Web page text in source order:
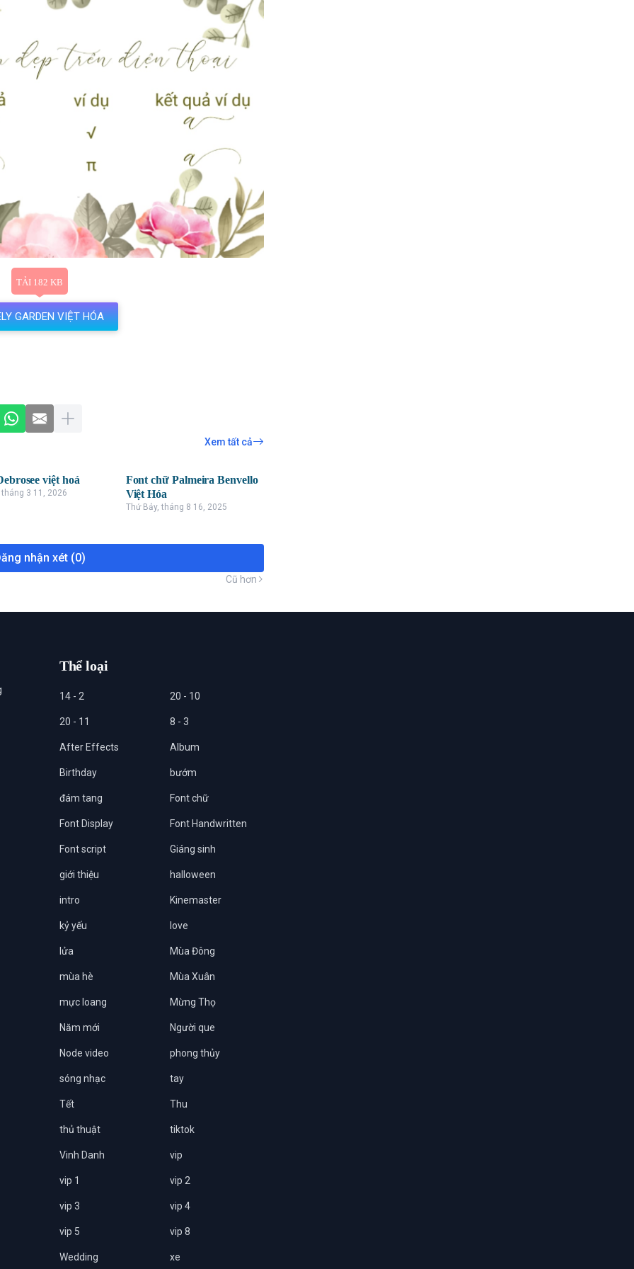
GARDEN VIỆT HÓA
Xem tất cả
việt hoá
tháng 3 11, 2026
Font chữ Palmeira Benvello
Việt Hóa
Thứ Bảy, tháng 8 16, 2025
nhận xét (0)
Cũ hơn
Thể loại
14 - 2 20 - 10
20 - 11 8 - 3
After Effects Album
Birthday bướm
đám tang Font chữ
Font Display Font Handwritten
Font script Giáng sinh
giới thiệu halloween
intro Kinemaster
kỷ yếu love
lửa Mùa Đông
mùa hè Mùa Xuân
mực loang Mừng Thọ
Năm mới Người que
Node video phong thủy
sóng nhạc tay
Tết Thu
thủ thuật tiktok
Vinh Danh vip
vip 1 vip 2
vip 3 vip 4
vip 5 vip 8
Wedding xe